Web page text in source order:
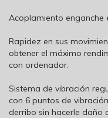
Acoplamiento enganche
Rapidez en sus
obtener el máximo
con ordenador.
Sistema de vibración
con 6 puntos de
derribo sin hacerle daño